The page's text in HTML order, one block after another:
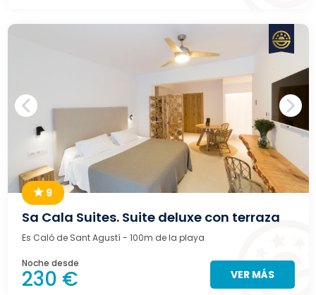
9
Sa Cala Suites. Suite deluxe con terraza
Es Caló de Sant Agustí- 100m de la playa
Noche desde
230 € VER MÁS